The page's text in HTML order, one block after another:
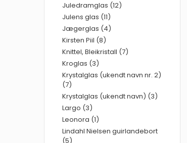
Juledramglas (12)
Julens glas (11)
Jægerglas (4)
Kirsten Piil (8)
Knittel, Bleikristall (7)
Kroglas (3)
Krystalglas (ukendt navn nr. 2)
(7)
Krystalglas (ukendt navn) (3)
Largo (3)
Leonora (1)
Lindahl Nielsen guirlandebort
(5)